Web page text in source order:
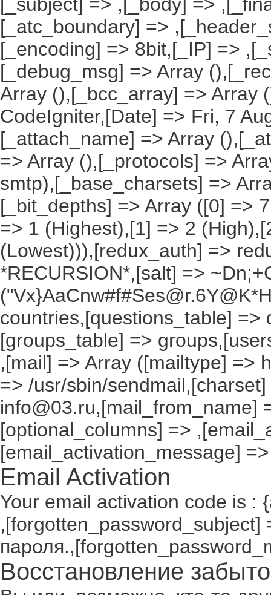
[_atc_boundary] =>
[_encoding] => 8bit,[_IP] =>
[_debug_msg] => Array
Array (),[_bcc_array] => Array
CodeIgniter,[Date] => Fri, 7
[_attach_name] => Array
=> Array (),[_protocols] =>
smtp),[_base_charsets] =>
[_bit_depths] => Array ([0] =>
=> 1 (Highest),[1] => 2
(Lowest))),[redux_auth] =>
*RECURSION*,[salt] =>
countries,[questions_table]
[groups_table] =>
,[mail] => Array ([mailtype] =>
=> /usr/sbin/
info@03.ru,[mail_from_name]
[optional_columns] =>
[email_activation_message] =>
Email Activation
Your email activation code is :
,[forgotten_password_subject]
Восстановление